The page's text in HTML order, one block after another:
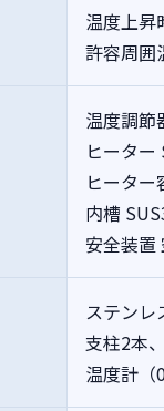
温度上
許容周
温度調節
ヒーター
ヒーター
内槽
安全装置
ステンレ
支柱2本
温度計